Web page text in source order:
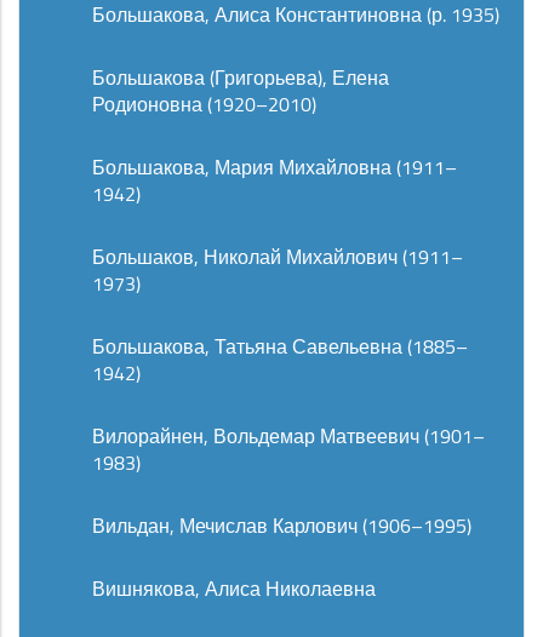
Большакова, Алиса Константиновна (р. 1935)
Большакова (Григорьева), Елена
Родионовна (1920–2010)
Большакова, Мария Михайловна (1911–
1942)
Большаков, Николай Михайлович (1911–
1973)
Большакова, Татьяна Савельевна (1885–
1942)
Вилорайнен, Вольдемар Матвеевич (1901–
1983)
Вильдан, Мечислав Карлович (1906–1995)
Вишнякова, Алиса Николаевна